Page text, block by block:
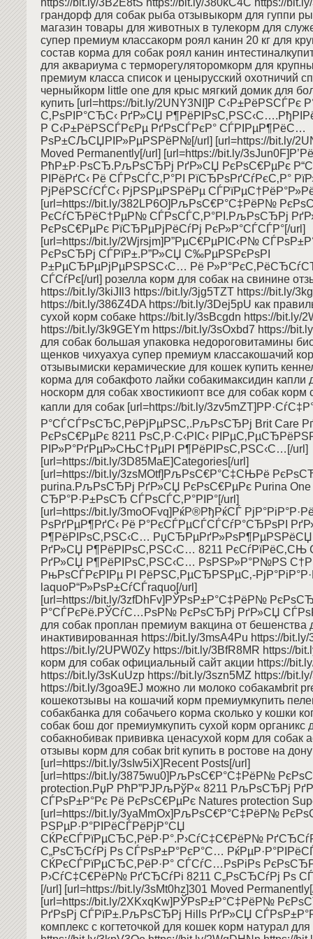
https://bit.ly/3B2E8tS https://bit.ly/380kC4C https://
грандорф для собак рыба отзывыкорм для гуппи
магазин товары для животных в тулекорм для
супер премиум классакорм роял канин 20 кг для
состав корма для собак роял канин
для аквариума с терморегуляторомкорм для
премиум класса список и ценырусский охотничий
черныйкорм little one для крыс мягкий домик для
купить [url=https://bit.ly/2UNY3NI]Р С‹Р±РёРЅСЃРє
С‚РѕРІР°СЂС‹ РґР»СЏ
Р С‹Р±РёРЅСЃРєРµ РґРѕСЃРєР° СЃРІРµР¶РёС…
РѕР±СЉСЏРІР»РµРЅРёР№[/url] [url=https://bit.ly/
Moved Permanently[/url] [url=https://bit.ly/
РћР±Р·РѕСЂ.РљРѕСЂРј РґР»СЏ РєРѕС€РµРє
РІРёРґС‹ Рё СЃРѕСЃС‚Р°РІ РїСЂРѕРґСѓРєС‚Р°
РјРёРЅСѓСЃС‹ РјРЅРµРЅРёРµ
[url=https://bit.ly/382LP6O]РљРѕС€Р°С‡РёР№
РєСѓСЂРёС†РµР№ СЃРѕСЃС‚Р°РІ.РљРѕСЂРј
РєРѕС€РµРє РїСЂРµРјРёСѓРј РєР»Р°СЃСЃР°[/url]
[url=https://bit.ly/2Wjrsjm]Р”РµС€РµРІС‹Р№
РєРѕСЂРј СЃРїР±.Р”Р»СЏ С‰РµРЅРєРѕРІ
Р±РµСЂРµРјРµРЅРЅС‹С… Рё
СЃСѓРє[/url] розелла корм для собак на свинине
https://bit.ly/3kiJIl3 https://bit.ly/3jg5TZT https://bit.ly/
https://bit.ly/386Z4DA https://bit.ly/3Dej5pU как
сухой корм собаке https://bit.ly/3sBcgdn https://bit.ly/
https://bit.ly/3k9GEYm https://bit.ly/3sOxbd7 https://
для собак большая упаковка недороговитамины
щенков чихуахуа супер премиум классакошачий
отзывымиски керамические для кошек купить
корма для собакфото лайки собакимаксидин капли
носкорм для собак хвостикиопт все для собак корм
капли для собак [url=https://bit.ly/
Р°СЃСЃРѕСЂС‚РёРјРµРЅС‚.РљРѕСЂРј Brit Care
РєРѕС€РµРє 8211 РѕС‚Р·С‹РІС‹
РІР»Р°РґРµР»СЊС†РµРІ Р¶РёРІРѕС‚РЅС‹С…[/url]
[url=https://bit.ly/3D85MaE]Categories[/url]
[url=https://bit.ly/3zsMOtf]РљРѕС€Р°С‡СЊРё
purina.РљРѕСЂРј РґР»СЏ РєРѕС€РµРє Purina One
СЂР°Р·Р±РѕСЂ СЃРѕСЃС‚Р°РІР°[/url]
[url=https://bit.ly/3moOFvq]РќР®РђРќСЃ
РѕРґРµР¶РґС‹ Рё Р°РєСЃРµСЃСЃСѓР°СЂРѕРІ
Р¶РёРІРѕС‚РЅС‹С…
РґР»СЏ Р¶РёРІРѕС‚РЅС‹С… 8211 РєСѓРїРёС‚СЊ
РґР»СЏ Р¶РёРІРѕС‚РЅС‹С… РѕРЅР»Р°Р№РЅ
РњРѕСЃРєРІРµ РІ РёРЅС‚РµСЂРЅРµС‚-
laquoР“Р»РѕР±СѓСЃraquo[/url]
[url=https://bit.ly/3zfDhFv]РЎРѕР±Р°С‡РёР№
Р°СЃРєРё.РЎСѓС…РѕР№ РєРѕСЂРј РґР»СЏ
для собак проплан премиум вакцина от бешенства
инактивированная https://bit.ly/3msA4Pu https://bit.ly/
https://bit.ly/2UPW0Zy https://bit.ly/3BfR8MR https://
корм для собак официальный сайт акции https://
https://bit.ly/3sKuUzp https://bit.ly/3szn5MZ https://
https://bit.ly/3goa9EJ можно ли молоко собакамbrit
кошекотзывы на кошачий корм премиумкупить
собакбанка для собачьего корма сколько у кошки
собак бош дог премиумкупить сухой корм органикс
собакнобивак прививка ценасухой корм для собак
отзывы корм для собак brit купить в ростове на дону
[url=https://bit.ly/3sIw5iX]Recent Posts[/url]
[url=https://bit.ly/3875wu0]РљРѕС€Р°С‡РёР№
protection.РџР РћР”РЈРљРўР« 8211 РљРѕСЂРј
СЃРѕР±Р°Рє Рё РєРѕС€РµРє Natures protection
[url=https://bit.ly/3yaMmOx]РљРѕС€Р°С‡РёР№
РЅРµР·Р°РІРёСЃРёРјР°СЏ
СЌРєСЃРїРµСЂС‚РёР·Р°.Р›СѓС‡С€РёР№
С„РѕСЂСѓРј Рѕ СЃРѕР±Р°РєР°С…
СЌРєСЃРїРµСЂС‚РёР·Р° СЃСѓС…РѕРіРѕ
Р›СѓС‡С€РёР№ РґСЂСѓРі 8211 С„РѕСЂСѓРј Рѕ
[/url] [url=https://bit.ly/3sMt0hz]301 Moved
[url=https://bit.ly/2XKxqKw]РЎРѕР±Р°С‡РёР№
РґРѕРј СЃРїР±.РљРѕСЂРј Hills РґР»СЏ
комплекс с когтеточкой для кошек корм натурал для